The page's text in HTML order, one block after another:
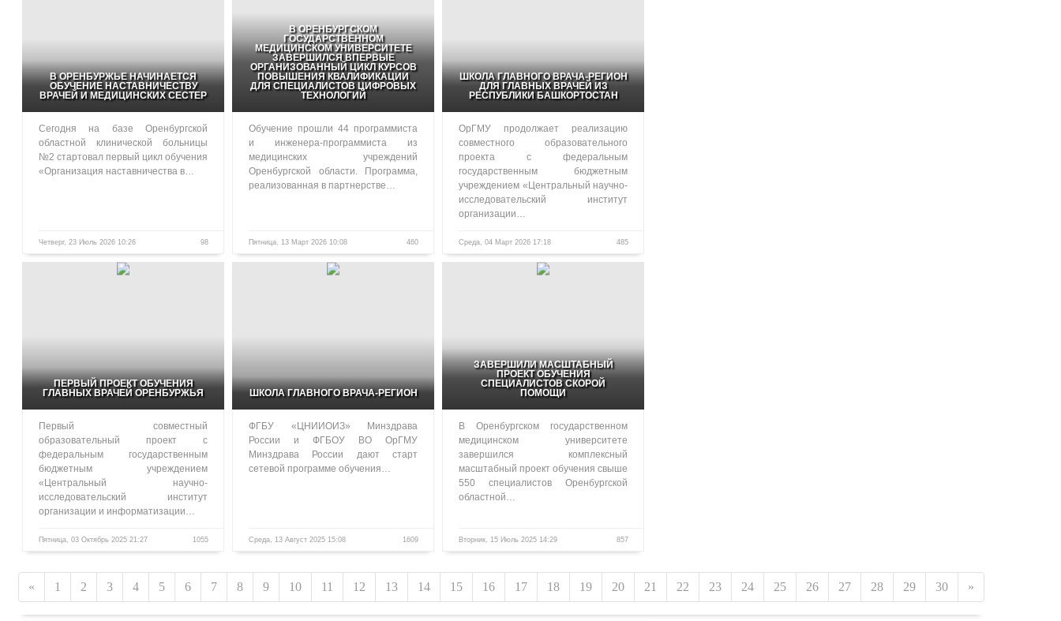
В ОРЕНБУРЖЬЕ НАЧИНАЕТСЯ
ОБУЧЕНИЕ НАСТАВНИЧЕСТВУ
ВРАЧЕЙ И МЕДИЦИНСКИХ СЕСТЕР
Сегодня на базе Оренбургской
областной клинической больницы
№2 стартовал первый цикл обучения
«Организация наставничества в…
Четверг, 23 Июль 2026 10:26 98
В ОРЕНБУРГСКОМ
ГОСУДАРСТВЕННОМ
МЕДИЦИНСКОМ УНИВЕРСИТЕТЕ
ЗАВЕРШИЛСЯ ВПЕРВЫЕ
ОРГАНИЗОВАННЫЙ ЦИКЛ КУРСОВ
ПОВЫШЕНИЯ КВАЛИФИКАЦИИ
ДЛЯ СПЕЦИАЛИСТОВ ЦИФРОВЫХ
ТЕХНОЛОГИЙ
Обучение прошли 44 программиста
и инженера-программиста из
медицинских учреждений
Оренбургской области. Программа,
реализованная в партнерстве…
Пятница, 13 Март 2026 10:08 460
ШКОЛА ГЛАВНОГО ВРАЧА-РЕГИОН
ДЛЯ ГЛАВНЫХ ВРАЧЕЙ ИЗ
РЕСПУБЛИКИ БАШКОРТОСТАН
ОрГМУ продолжает реализацию
совместного образовательного
проекта с федеральным
государственным бюджетным
учреждением «Центральный научно-
исследовательский институт
организации…
Среда, 04 Март 2026 17:18 485
ПЕРВЫЙ ПРОЕКТ ОБУЧЕНИЯ
ГЛАВНЫХ ВРАЧЕЙ ОРЕНБУРЖЬЯ
Первый совместный
образовательный проект с
федеральным государственным
бюджетным учреждением
«Центральный научно-
исследовательский институт
организации и информатизации…
Пятница, 03 Октябрь 2025 21:27 1055
ШКОЛА ГЛАВНОГО ВРАЧА-РЕГИОН
ФГБУ «ЦНИИОИЗ» Минздрава
России и ФГБОУ ВО ОрГМУ
Минздрава России дают старт
сетевой программе обучения…
Среда, 13 Август 2025 15:08 1609
ЗАВЕРШИЛИ МАСШТАБНЫЙ
ПРОЕКТ ОБУЧЕНИЯ
СПЕЦИАЛИСТОВ СКОРОЙ
ПОМОЩИ
В Оренбургском государственном
медицинском университете
завершился комплексный
масштабный проект обучения свыше
550 специалистов Оренбургской
областной…
Вторник, 15 Июль 2025 14:29 857
« 1 2 3 4 5 6 7 8 9 10 11 12 13 14 15 16 17 18 19 20 21 22 23 24 25 26 27 28 29 30 »